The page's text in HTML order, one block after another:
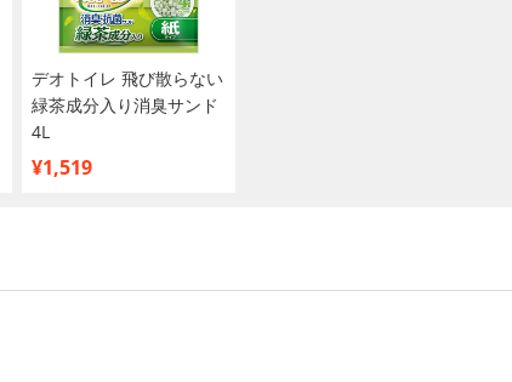
デオトイレ 飛び散らない
緑茶成分入り消臭サンド
4L
¥1,519